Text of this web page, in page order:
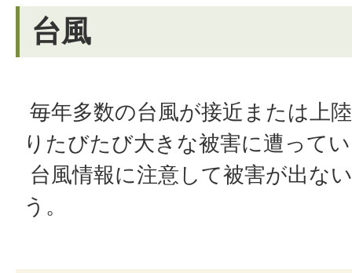
台風
毎年多数の台風が接近または上
りたびたび大きな被害に遭って
台風情報に注意して被害が出な
う。